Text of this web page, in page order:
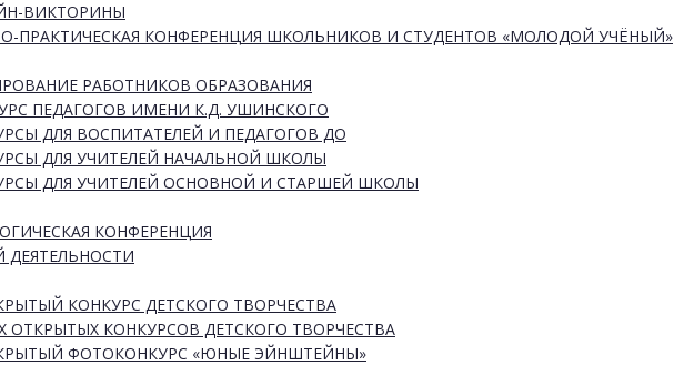
ВИКТОРИНЫ
ПРАКТИЧЕСКАЯ КОНФЕРЕНЦИЯ ШКОЛЬНИКОВ И СТУДЕНТОВ «МОЛОДОЙ УЧЁНЫЙ»
РАБОТНИКОВ ОБРАЗОВАНИЯ
ПЕДАГОГОВ ИМЕНИ К.Д. УШИНСКОГО
ДЛЯ ВОСПИТАТЕЛЕЙ И ПЕДАГОГОВ ДО
ДЛЯ УЧИТЕЛЕЙ НАЧАЛЬНОЙ ШКОЛЫ
ДЛЯ УЧИТЕЛЕЙ ОСНОВНОЙ И СТАРШЕЙ ШКОЛЫ
КОНФЕРЕНЦИЯ
ДЕЯТЕЛЬНОСТИ
КОНКУРС ДЕТСКОГО ТВОРЧЕСТВА
ОТКРЫТЫХ КОНКУРСОВ ДЕТСКОГО ТВОРЧЕСТВА
ФОТОКОНКУРС «ЮНЫЕ ЭЙНШТЕЙНЫ»